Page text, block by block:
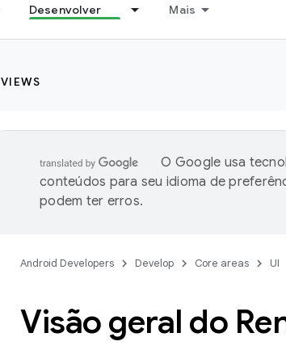
Desenvolver Mais
VIEWS
O Google usa
conteúdos para seu idioma de
podem ter erros.
Android Developers Develop Core areas UI
Visão geral do